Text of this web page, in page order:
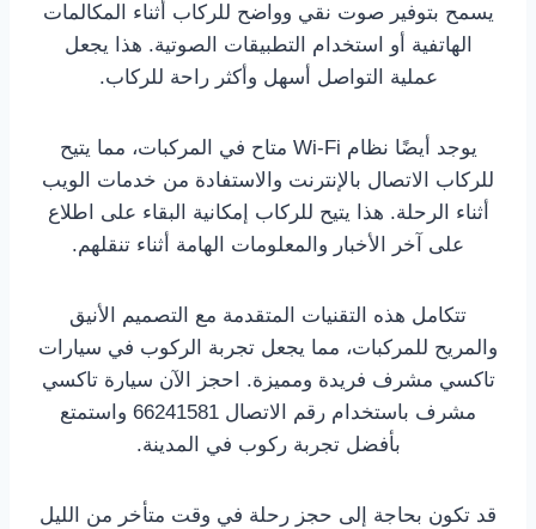
يسمح بتوفير صوت نقي وواضح للركاب أثناء المكالمات
الهاتفية أو استخدام التطبيقات الصوتية. هذا يجعل
عملية التواصل أسهل وأكثر راحة للركاب.
يوجد أيضًا نظام Wi-Fi متاح في المركبات، مما يتيح
للركاب الاتصال بالإنترنت والاستفادة من خدمات الويب
أثناء الرحلة. هذا يتيح للركاب إمكانية البقاء على اطلاع
على آخر الأخبار والمعلومات الهامة أثناء تنقلهم.
تتكامل هذه التقنيات المتقدمة مع التصميم الأنيق
والمريح للمركبات، مما يجعل تجربة الركوب في سيارات
تاكسي مشرف فريدة ومميزة. احجز الآن سيارة تاكسي
مشرف باستخدام رقم الاتصال 66241581 واستمتع
بأفضل تجربة ركوب في المدينة.
قد تكون بحاجة إلى حجز رحلة في وقت متأخر من الليل